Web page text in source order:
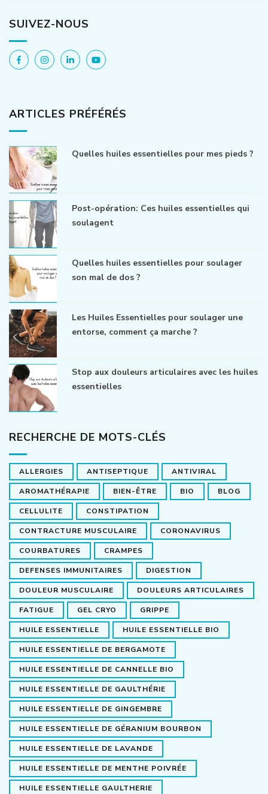
SUIVEZ-NOUS
ARTICLES PRÉFÉRÉS
Quelles huiles essentielles pour mes pieds ?
Post-opération: Ces huiles essentielles qui
soulagent
Quelles huiles essentielles pour soulager
son mal de dos ?
Les Huiles Essentielles pour soulager une
entorse, comment ça marche ?
Stop aux douleurs articulaires avec les huiles
essentielles
RECHERCHE DE MOTS-CLÉS
ALLERGIES ANTISEPTIQUE ANTIVIRAL
AROMATHÉRAPIE BIEN-ÊTRE BIO BLOG
CELLULITE CONSTIPATION
CONTRACTURE MUSCULAIRE CORONAVIRUS
COURBATURES CRAMPES
DEFENSES IMMUNITAIRES DIGESTION
DOULEUR MUSCULAIRE DOULEURS ARTICULAIRES
FATIGUE GEL CRYO GRIPPE
HUILE ESSENTIELLE HUILE ESSENTIELLE BIO
HUILE ESSENTIELLE DE BERGAMOTE
HUILE ESSENTIELLE DE CANNELLE BIO
HUILE ESSENTIELLE DE GAULTHÉRIE
HUILE ESSENTIELLE DE GINGEMBRE
HUILE ESSENTIELLE DE GÉRANIUM BOURBON
HUILE ESSENTIELLE DE LAVANDE
HUILE ESSENTIELLE DE MENTHE POIVRÉE
HUILE ESSENTIELLE GAULTHERIE